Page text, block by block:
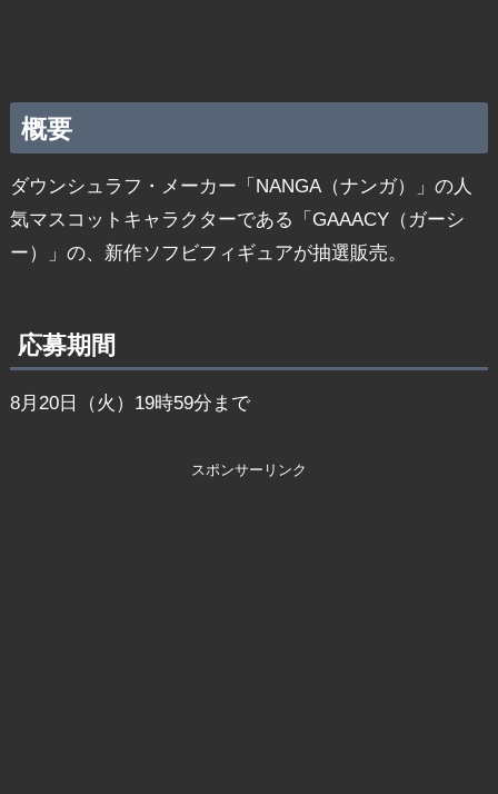
概要
ダウンシュラフ・メーカー「NANGA（ナンガ）」の人
気マスコットキャラクターである「GAAACY（ガーシ
ー）」の、新作ソフビフィギュアが抽選販売。
応募期間
8月20日（火）19時59分まで
スポンサーリンク